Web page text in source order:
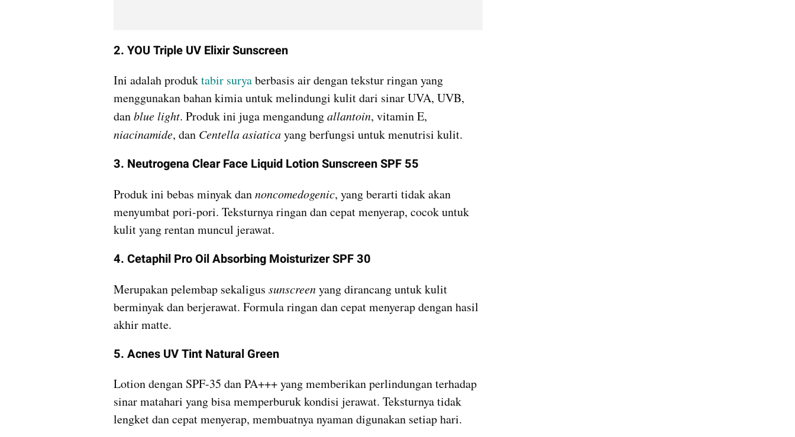
2. YOU Triple UV Elixir Sunscreen
Ini adalah produk tabir surya berbasis air dengan tekstur ringan yang
menggunakan bahan kimia untuk melindungi kulit dari sinar UVA, UVB,
dan blue light. Produk ini juga mengandung allantoin
niacinamide, dan Centella asiatica yang berfungsi untuk menutrisi kulit.
3. Neutrogena Clear Face Liquid Lotion Sunscreen SPF 55
Produk ini bebas minyak dan noncomedogenic, yang berarti tidak akan
menyumbat pori-pori. Teksturnya ringan dan cepat menyerap, cocok untuk
kulit yang rentan muncul jerawat.
4. Cetaphil Pro Oil Absorbing Moisturizer SPF 30
Merupakan pelembap sekaligus sunscreen yang dirancang untuk kulit
berminyak dan berjerawat. Formula ringan dan cepat menyerap dengan hasil
akhir matte.
5. Acnes UV Tint Natural Green
Lotion dengan SPF-35 dan PA+++ yang memberikan perlindungan terhadap
sinar matahari yang bisa memperburuk kondisi jerawat. Teksturnya tidak
lengket dan cepat menyerap, membuatnya nyaman digunakan setiap hari.